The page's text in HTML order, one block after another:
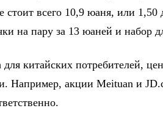
всего 10,9 юаня, или 1,50
на пару за 13 юаней и набор
китайских потребителей,
Например, акции Meituan и